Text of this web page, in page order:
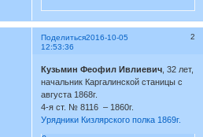
Поделиться 2
2016-10-05
12:53:36
Кузьмин Феофил Ивлиевич , 32 лет,
начальник Каргалинской станицы с
августа 1868г.
4-я ст. № 8116 – 1860г.
Урядники Кизлярского полка 1869г.